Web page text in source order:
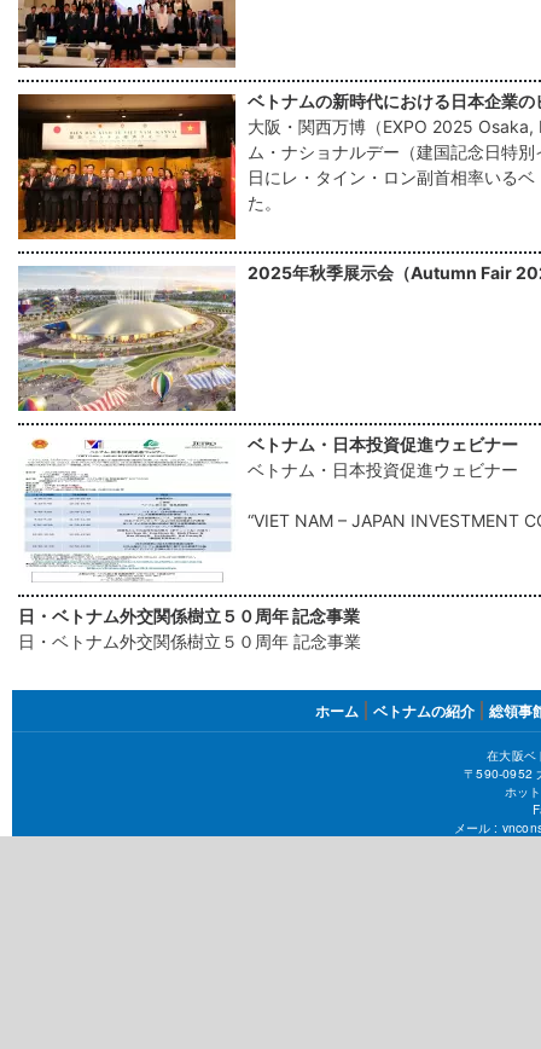
ベトナムの新時代における日本企業
大阪・関西万博（EXPO 2025
ム・ナショナルデー（建国記念日特
日にレ・タイン・ロン副首相率いる
た。
2025年秋季展示会（Autumn Fair
ベトナム・日本投資促進ウェビナー
ベトナム・日本投資促進ウェビナー
“VIET NAM – JAPAN INVESTMENT
日・ベトナム外交関係樹立５０周年 記念事業
日・ベトナム外交関係樹立５０周年 記念事業
FOOTER
MENU
ホーム ベトナムの紹介 総領事
在大阪ベ
〒590-0952
ホッ
メール :